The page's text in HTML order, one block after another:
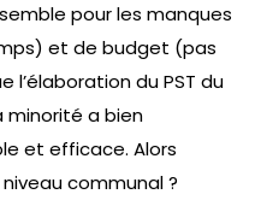
pour les manques
et de budget (pas
l’élaboration du PST du
minorité a bien
et efficace. Alors
communal ?